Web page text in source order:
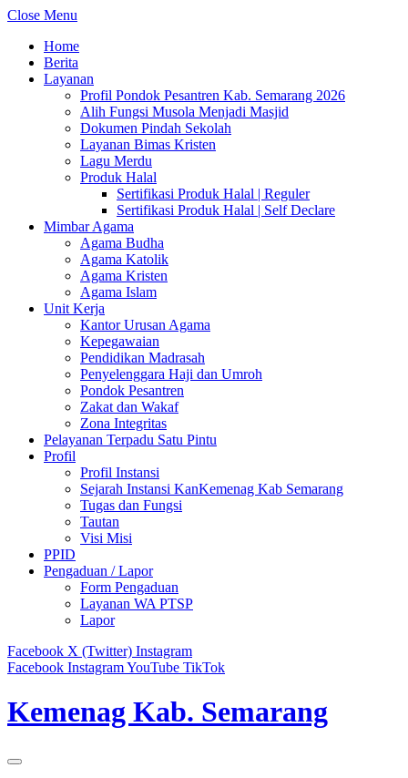
Close Menu
Home
Berita
Layanan
Profil Pondok Pesantren Kab. Semarang 2026
Alih Fungsi Musola Menjadi Masjid
Dokumen Pindah Sekolah
Layanan Bimas Kristen
Lagu Merdu
Produk Halal
Sertifikasi Produk Halal | Reguler
Sertifikasi Produk Halal | Self Declare
Mimbar Agama
Agama Budha
Agama Katolik
Agama Kristen
Agama Islam
Unit Kerja
Kantor Urusan Agama
Kepegawaian
Pendidikan Madrasah
Penyelenggara Haji dan Umroh
Pondok Pesantren
Zakat dan Wakaf
Zona Integritas
Pelayanan Terpadu Satu Pintu
Profil
Profil Instansi
Sejarah Instansi KanKemenag Kab Semarang
Tugas dan Fungsi
Tautan
Visi Misi
PPID
Pengaduan / Lapor
Form Pengaduan
Layanan WA PTSP
Lapor
Facebook X (Twitter) Instagram
Facebook InstagramYouTube TikTok
Kemenag Kab. Semarang